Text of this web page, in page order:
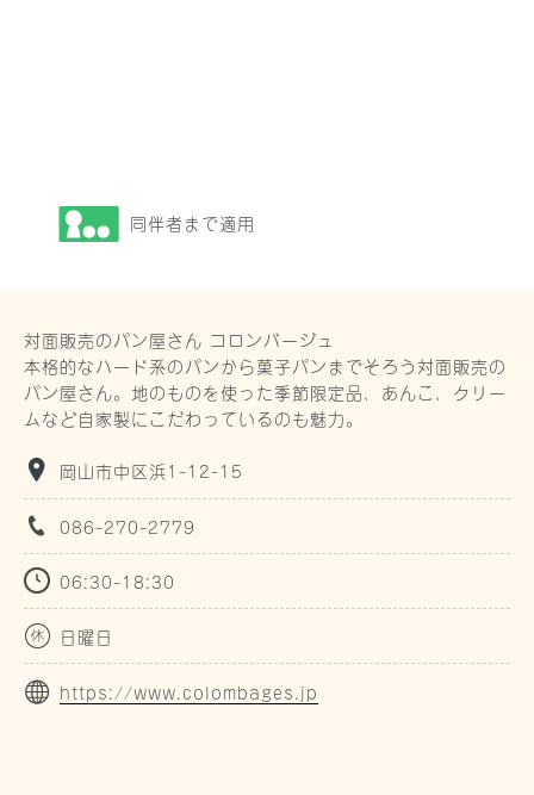
同伴者まで適用
対面販売のパン屋さん コロンバージュ
本格的なハード系のパンから菓子パンまでそろう対面販売の
パン屋さん。地のものを使った季節限定品、あんこ、クリー
ムなど自家製にこだわっているのも魅力。
岡山市中区浜1-12-15
086-270-2779
06:30-18:30
日曜日
https://www.colombages.jp